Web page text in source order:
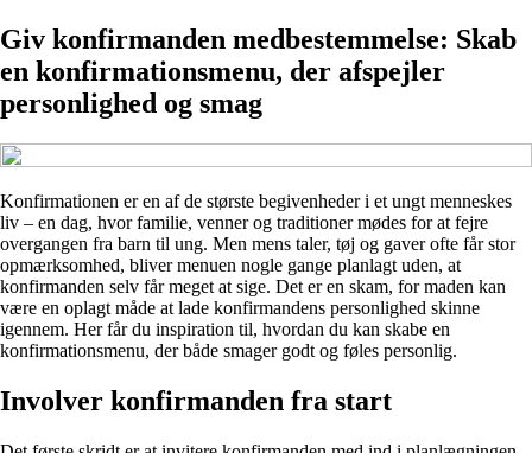
Giv konfirmanden medbestemmelse: Skab
en konfirmationsmenu, der afspejler
personlighed og smag
Konfirmationen er en af de største begivenheder i et ungt menneskes
liv – en dag, hvor familie, venner og traditioner mødes for at fejre
overgangen fra barn til ung. Men mens taler, tøj og gaver ofte får stor
opmærksomhed, bliver menuen nogle gange planlagt uden, at
konfirmanden selv får meget at sige. Det er en skam, for maden kan
være en oplagt måde at lade konfirmandens personlighed skinne
igennem. Her får du inspiration til, hvordan du kan skabe en
konfirmationsmenu, der både smager godt og føles personlig.
Involver konfirmanden fra start